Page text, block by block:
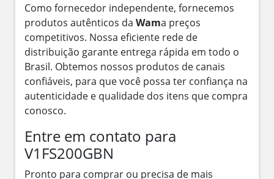
Como fornecedor independente, fornecemos
produtos autênticos da Wama preços
competitivos. Nossa eficiente rede de
distribuição garante entrega rápida em todo o
Brasil. Obtemos nossos produtos de canais
confiáveis, para que você possa ter confiança na
autenticidade e qualidade dos itens que compra
conosco.
Entre em contato para
V1FS200GBN
Pronto para comprar ou precisa de mais